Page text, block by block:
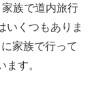
族で道内旅行
いくつもありま
家族で行って
す。